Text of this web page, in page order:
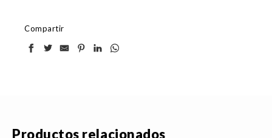
Compartir
Productos relacionados